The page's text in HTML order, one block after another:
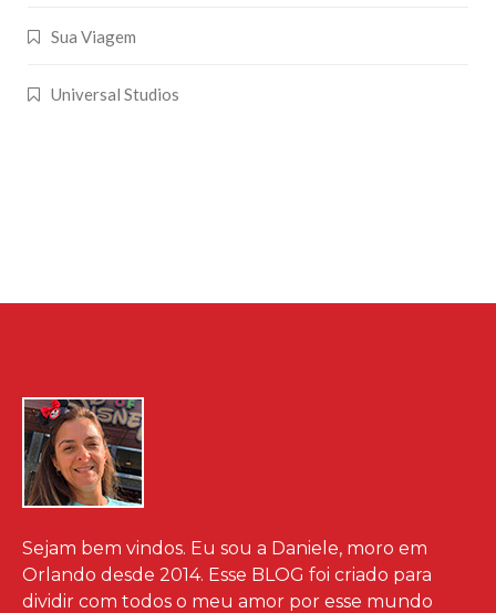
Sua Viagem
Universal Studios
Sejam bem vindos. Eu sou a Daniele, moro em
Orlando desde 2014. Esse BLOG foi criado para
dividir com todos o meu amor por esse mundo